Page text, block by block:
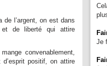
de l’argent, on est dans
et de liberté qui attire
convenablement,
d’esprit positif, on attire
Je